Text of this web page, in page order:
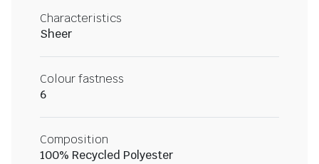
Characteristics
Sheer
Colour fastness
6
Composition
100% Recycled Polyester